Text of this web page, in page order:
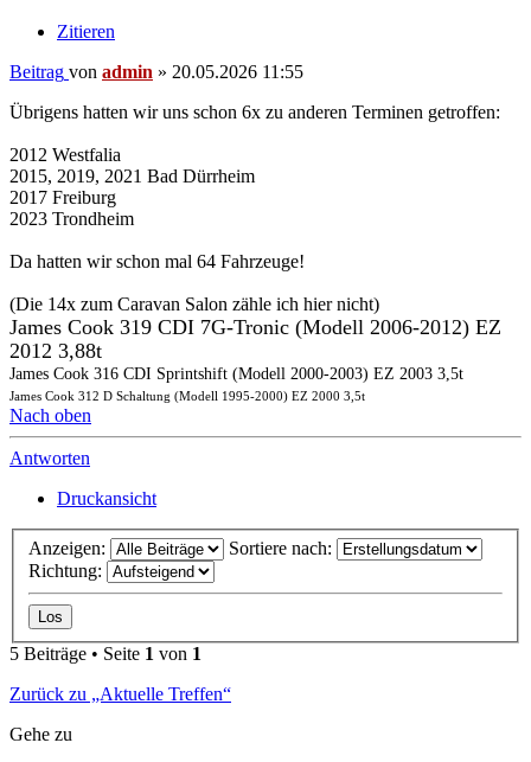
Zitieren
Beitrag von admin » 20.05.2026 11:55
Übrigens hatten wir uns schon 6x zu anderen Terminen getroffen:
2012 Westfalia
2015, 2019, 2021 Bad Dürrheim
2017 Freiburg
2023 Trondheim
Da hatten wir schon mal 64 Fahrzeuge!
(Die 14x zum Caravan Salon zähle ich hier nicht)
James Cook 319 CDI 7G-Tronic (Modell 2006-2012) EZ
2012 3,88t
James Cook 316 CDI Sprintshift (Modell 2000-2003) EZ 2003 3,5t
James Cook 312 D Schaltung (Modell 1995-2000) EZ 2000 3,5t
Nach oben
Antworten
Druckansicht
Anzeigen:
Sortiere nach:
Richtung:
5 Beiträge • Seite 1 von 1
Zurück zu „Aktuelle Treffen“
Gehe zu